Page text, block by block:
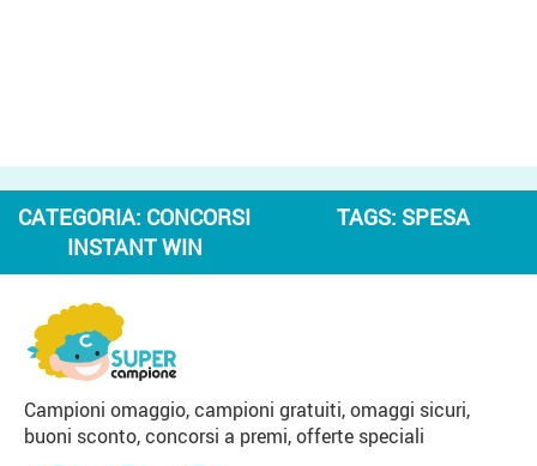
CATEGORIA: CONCORSI
INSTANT WIN
TAGS: SPESA
Campioni omaggio, campioni gratuiti, omaggi sicuri,
buoni sconto, concorsi a premi, offerte speciali